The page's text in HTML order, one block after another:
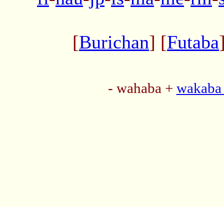
[Burichan] [Futaba
- wahaba +